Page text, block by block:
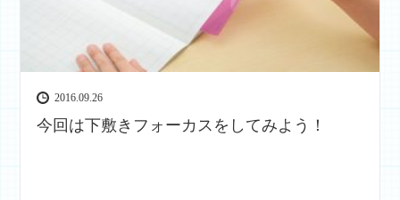
2016.09.26
今回は下敷きフォーカスをしてみよう！